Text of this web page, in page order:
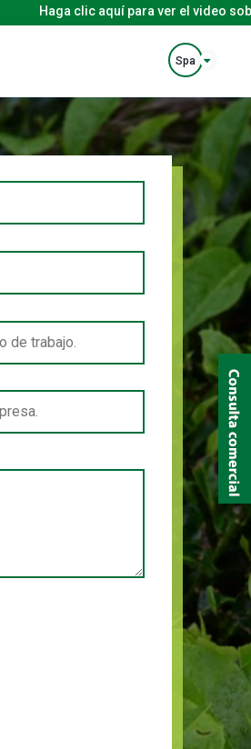
Haga clic aquí para ver el video sobre
Spa